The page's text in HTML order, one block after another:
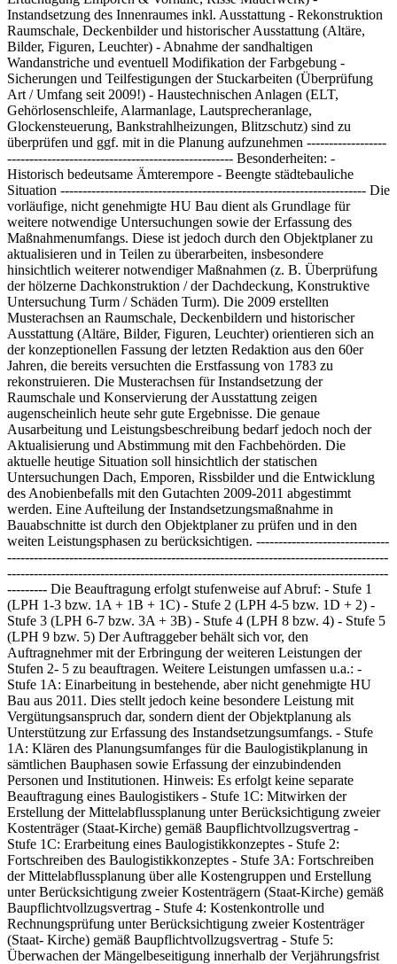
Instandsetzung des Innenraumes inkl. Ausstattung - Rekonstruktion
Raumschale, Deckenbilder und historischer Ausstattung (Altäre,
Bilder, Figuren, Leuchter) - Abnahme der sandhaltigen
Wandanstriche und eventuell Modifikation der Farbgebung -
Sicherungen und Teilfestigungen der Stuckarbeiten (Überprüfung
Art / Umfang seit 2009!) - Haustechnischen Anlagen (ELT,
Gehörlosenschleife, Alarmanlage, Lautsprecheranlage,
Glockensteuerung, Bankstrahlheizungen, Blitzschutz) sind zu
überprüfen und ggf. mit in die Planung aufzunehmen ------------------
--------------------------------------------------- Besonderheiten: -
Historisch bedeutsame Ämterempore - Beengte städtebauliche
Situation --------------------------------------------------------------------- Die
vorläufige, nicht genehmigte HU Bau dient als Grundlage für
weitere notwendige Untersuchungen sowie der Erfassung des
Maßnahmenumfangs. Diese ist jedoch durch den Objektplaner zu
aktualisieren und in Teilen zu überarbeiten, insbesondere
hinsichtlich weiterer notwendiger Maßnahmen (z. B. Überprüfung
der hölzerne Dachkonstruktion / der Dachdeckung, Konstruktive
Untersuchung Turm / Schäden Turm). Die 2009 erstellten
Musterachsen an Raumschale, Deckenbildern und historischer
Ausstattung (Altäre, Bilder, Figuren, Leuchter) orientieren sich an
der konzeptionellen Fassung der letzten Redaktion aus den 60er
Jahren, die bereits versuchten die Erstfassung von 1783 zu
rekonstruieren. Die Musterachsen für Instandsetzung der
Raumschale und Konservierung der Ausstattung zeigen
augenscheinlich heute sehr gute Ergebnisse. Die genaue
Ausarbeitung und Leistungsbeschreibung bedarf jedoch noch der
Aktualisierung und Abstimmung mit den Fachbehörden. Die
aktuelle heutige Situation soll hinsichtlich der statischen
Untersuchungen Dach, Emporen, Rissbilder und die Entwicklung
des Anobienbefalls mit den Gutachten 2009-2011 abgestimmt
werden. Eine Aufteilung der Instandsetzungsmaßnahme in
Bauabschnitte ist durch den Objektplaner zu prüfen und in den
weiten Leistungsphasen zu berücksichtigen. ------------------------------
--------------------------------------------------------------------------------------
--------------------------------------------------------------------------------------
--------- Die Beauftragung erfolgt stufenweise auf Abruf: - Stufe 1
(LPH 1-3 bzw. 1A + 1B + 1C) - Stufe 2 (LPH 4-5 bzw. 1D + 2) -
Stufe 3 (LPH 6-7 bzw. 3A + 3B) - Stufe 4 (LPH 8 bzw. 4) - Stufe 5
(LPH 9 bzw. 5) Der Auftraggeber behält sich vor, den
Auftragnehmer mit der Erbringung der weiteren Leistungen der
Stufen 2- 5 zu beauftragen. Weitere Leistungen umfassen u.a.: -
Stufe 1A: Einarbeitung in bestehende, aber nicht genehmigte HU
Bau aus 2011. Dies stellt jedoch keine besondere Leistung mit
Vergütungsanspruch dar, sondern dient der Objektplanung als
Unterstützung zur Erfassung des Instandsetzungsumfangs. - Stufe
1A: Klären des Planungsumfanges für die Baulogistikplanung in
sämtlichen Bauphasen sowie Erfassung der einzubindenden
Personen und Institutionen. Hinweis: Es erfolgt keine separate
Beauftragung eines Baulogistikers - Stufe 1C: Mitwirken der
Erstellung der Mittelabflussplanung unter Berücksichtigung zweier
Kostenträger (Staat-Kirche) gemäß Baupflichtvollzugsvertrag -
Stufe 1C: Erarbeitung eines Baulogistikkonzeptes - Stufe 2:
Fortschreiben des Baulogistikkonzeptes - Stufe 3A: Fortschreiben
der Mittelabflussplanung über alle Kostengruppen und Erstellung
unter Berücksichtigung zweier Kostenträgern (Staat-Kirche) gemäß
Baupflichtvollzugsvertrag - Stufe 4: Kostenkontrolle und
Rechnungsprüfung unter Berücksichtigung zweier Kostenträger
(Staat- Kirche) gemäß Baupflichtvollzugsvertrag - Stufe 5:
Überwachen der Mängelbeseitigung innerhalb der Verjährungsfrist